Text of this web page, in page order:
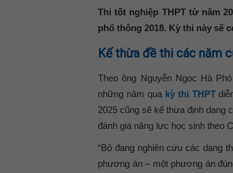
Thi tốt nghiệp THPT từ năm
phổ thông 2018. Kỳ thi này sẽ
Kế thừa đề thi các năm
Theo ông Nguyễn Ngọc Hà
những năm qua kỳ thi THPT
2025 cũng sẽ kế thừa định dạng
đánh giá năng lực học sinh theo
“Bộ đang nghiên cứu các dạng
phương án – một phương án